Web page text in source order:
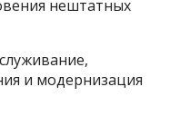
нештатных
и модернизация